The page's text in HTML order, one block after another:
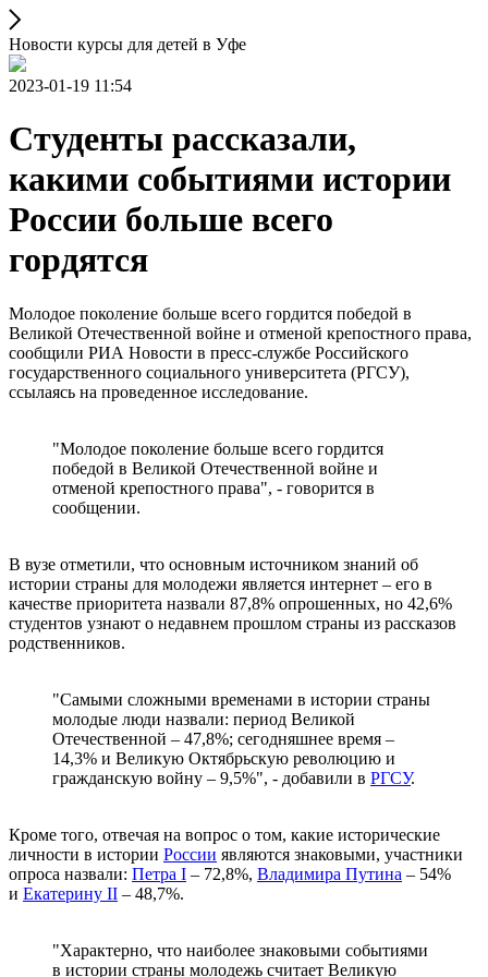
Новости курсы для детей в Уфе
2023-01-19 11:54
Студенты рассказали,
какими событиями истории
России больше всего
гордятся
Молодое поколение больше всего гордится победой в
Великой Отечественной войне и отменой крепостного права,
сообщили РИА Новости в пресс-службе Российского
государственного социального университета (РГСУ),
ссылаясь на проведенное исследование.
"Молодое поколение больше всего гордится
победой в Великой Отечественной войне и
отменой крепостного права", - говорится в
сообщении.
В вузе отметили, что основным источником знаний об
истории страны для молодежи является интернет – его в
качестве приоритета назвали 87,8% опрошенных, но 42,6%
студентов узнают о недавнем прошлом страны из рассказов
родственников.
"Самыми сложными временами в истории страны
молодые люди назвали: период Великой
Отечественной – 47,8%; сегодняшнее время –
14,3% и Великую Октябрьскую революцию и
гражданскую войну – 9,5%", - добавили в РГСУ.
Кроме того, отвечая на вопрос о том, какие исторические
личности в истории России являются знаковыми, участники
опроса назвали: Петра I – 72,8%, Владимира Путина – 54%
и Екатерину II – 48,7%.
"Характерно, что наиболее знаковыми событиями
в истории страны молодежь считает Великую